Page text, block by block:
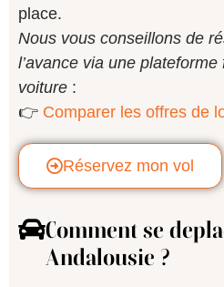
place.
Nous vous conseillons de
l’avance via une
voiture :
👉 Comparer les offres de
Réservez mon vol
Comment se
Andalousie ?